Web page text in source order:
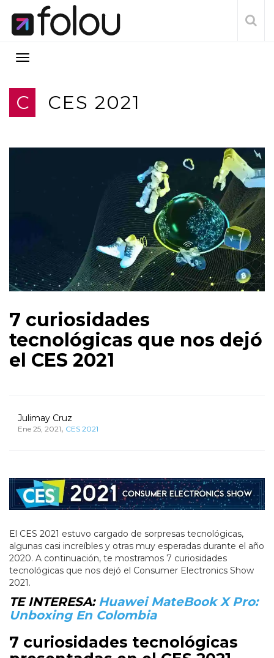
C CES 2021
7 curiosidades
tecnológicas que nos dejó
el CES 2021
Julimay Cruz
Ene 25, 2021, CES 2021
El CES 2021 estuvo cargado de sorpresas tecnológicas,
algunas casi increíbles y otras muy esperadas durante el año
2020. A continuación, te mostramos 7 curiosidades
tecnológicas que nos dejó el Consumer Electronics Show
2021.
TE INTERESA: Huawei MateBook X Pro:
Unboxing En Colombia
7 curiosidades tecnológicas